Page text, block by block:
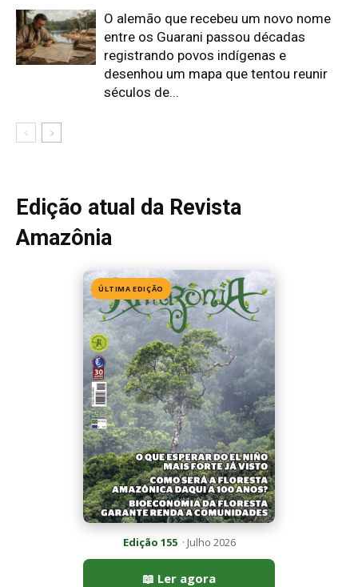
O alemão que recebeu um novo nome
entre os Guarani passou décadas
registrando povos indígenas e
desenhou um mapa que tentou reunir
séculos de...
Edição atual da Revista
Amazônia
ÚLTIMA EDIÇÃO
Edição 155· Julho 2026
📖 Ler agora